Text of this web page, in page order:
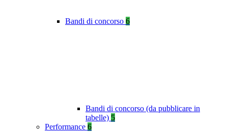
Bandi di concorso 6
Bandi di concorso (da pubblicare in
tabelle) 5
Performance 6